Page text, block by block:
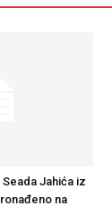
Jahića iz
na